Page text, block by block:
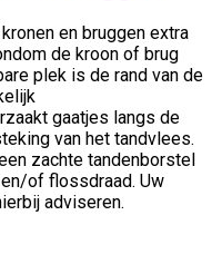
en bruggen extra
de kroon of brug
plek is de rand van de
gaatjes langs de
van het tandvlees.
zachte tandenborstel
of flossdraad. Uw
adviseren.